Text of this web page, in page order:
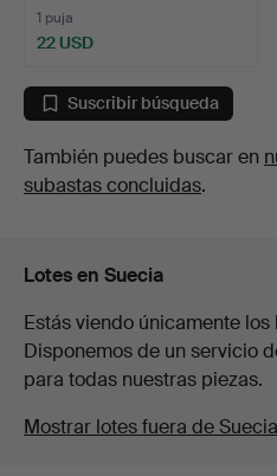
1 puja
22 USD
Suscribir búsqueda
También puedes buscar en
subastas concluidas.
Lotes en Suecia
Estás viendo únicamente los
Disponemos de un servicio
para todas nuestras piezas.
Mostrar lotes fuera de Suecia